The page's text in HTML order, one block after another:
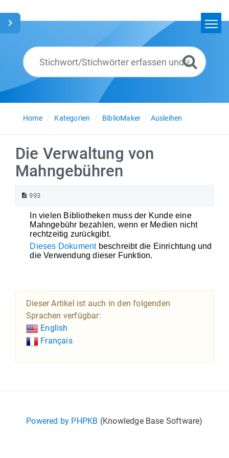
Glossar
Deutsch
Home
Kategorien BiblioMaker Ausleihen
Die Verwaltung von
Mahngebühren
993
In vielen Bibliotheken muss der Kunde eine
Mahngebühr bezahlen, wenn er Medien nicht
rechtzeitig zurückgibt.
Dieses Dokumentbeschreibt die Einrichtung und
die Verwendung dieser Funktion.
Dieser Artikel ist auch in den folgenden
Sprachen verfügbar:
English
Français
Powered by PHPKB (Knowledge Base Software)